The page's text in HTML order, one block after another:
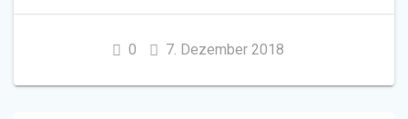
0 7. Dezember 2018